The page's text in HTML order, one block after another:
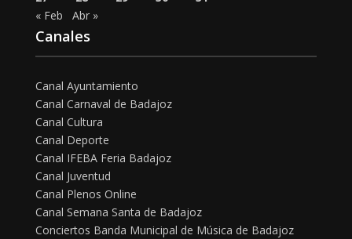
« Feb
Abr »
Canales
Canal Ayuntamiento
Canal Carnaval de Badajoz
Canal Cultura
Canal Deporte
Canal IFEBA Feria Badajoz
Canal Juventud
Canal Plenos Online
Canal Semana Santa de Badajoz
Conciertos Banda Municipal de Música de Badajoz